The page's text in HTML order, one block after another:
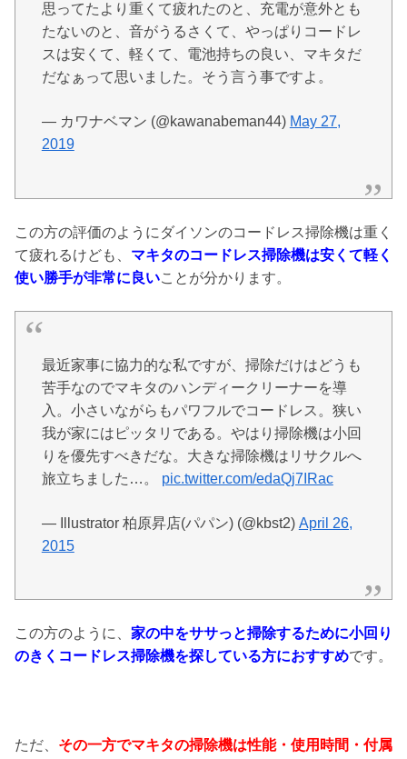
思ってたより重くて疲れたのと、充電が意外とも
たないのと、音がうるさくて、やっぱりコードレ
スは安くて、軽くて、電池持ちの良い、マキタだ
だなぁって思いました。そう言う事ですよ。
— カワナベマン (@kawanabeman44) May 27,
2019
この方の評価のようにダイソンのコードレス掃除機は重く
て疲れるけども、 マキタのコードレス掃除機は安くて軽く
使い勝手が非常に良いことが分かります。
最近家事に協力的な私ですが、掃除だけはどうも
苦手なのでマキタのハンディークリーナーを導
入。小さいながらもパワフルでコードレス。狭い
我が家にはピッタリである。やはり掃除機は小回
りを優先すべきだな。大きな掃除機はリサクルへ
旅立ちました…。 pic.twitter.com/edaQj7IRac
— Illustrator 柏原昇店(パパン) (@kbst2) April 26,
2015
この方のように、 家の中をササっと掃除するために小回り
のきくコードレス掃除機を探している方におすすめです。
ただ、 その一方でマキタの掃除機は性能・使用時間・付属